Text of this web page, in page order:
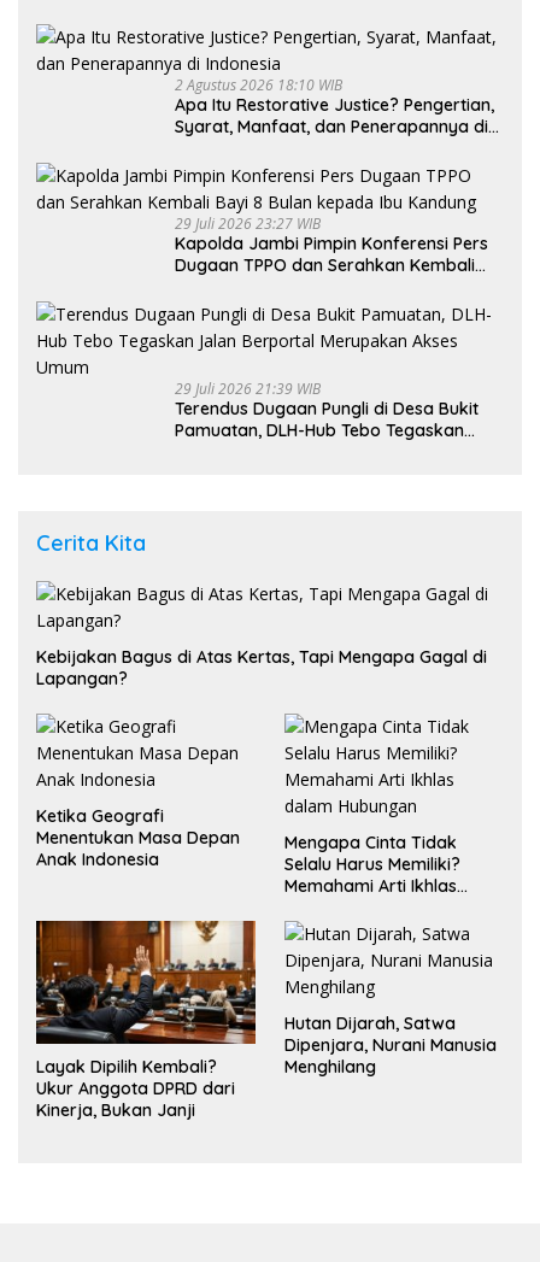
2 Agustus 2026 18:10 WIB
Apa Itu Restorative Justice? Pengertian,
Syarat, Manfaat, dan Penerapannya di
29 Juli 2026 23:27 WIB
Kapolda Jambi Pimpin Konferensi Pers
Dugaan TPPO dan Serahkan Kembali
29 Juli 2026 21:39 WIB
Terendus Dugaan Pungli di Desa Bukit
Pamuatan, DLH-Hub Tebo Tegaskan
Cerita Kita
Kebijakan Bagus di Atas Kertas, Tapi Mengapa Gagal di
Lapangan?
Ketika Geografi
Menentukan Masa Depan
Anak Indonesia
Mengapa Cinta Tidak
Selalu Harus Memiliki?
Memahami Arti Ikhlas
Layak Dipilih Kembali?
Ukur Anggota DPRD dari
Kinerja, Bukan Janji
Hutan Dijarah, Satwa
Dipenjara, Nurani Manusia
Menghilang